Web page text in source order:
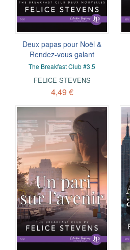
Deux papas pour Noël &
Rendez-vous galant
The Breakfast Club #3.5
FELICE STEVENS
4,49 €